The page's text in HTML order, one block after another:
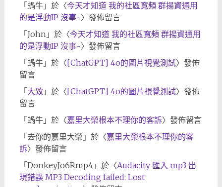
「 蝸牛」於〈今天才知道 我的社區寬頻 群揚資通用
的是浮動IP 沒事~〉發佈留言
「 John」於〈今天才知道 我的社區寬頻 群揚資通用
的是浮動IP 沒事~〉發佈留言
「 蝸牛」於〈[ChatGPT] 4o的圖片視覺測試〉發佈
留言
「 大致 」於〈[ChatGPT] 4o的圖片視覺測試〉發佈
留言
「 蝸牛」於〈嘉里大榮根本不理你的客訴〉發佈留言
「 去你的嘉里大榮 」於〈嘉里大榮根本不理你的客
訴〉發佈留言
「 DonkeyJo6Rmp4」於〈Audacity 匯入 mp3 出
現錯誤 MP3 Decoding failed: Lost